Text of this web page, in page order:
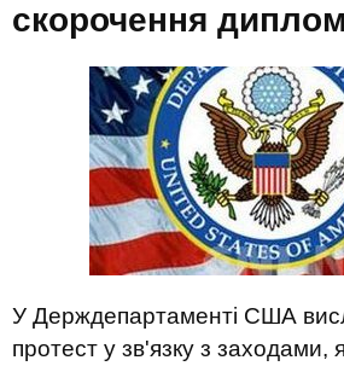
скорочення
У Держдепартаменті США
протест у зв'язку з заходами,